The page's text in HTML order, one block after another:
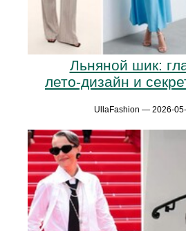
Льняной шик:
лето‑дизайн и
UllaFashion — 2026-